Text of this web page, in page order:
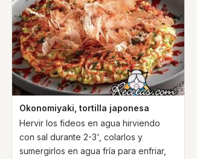
Okonomiyaki, tortilla japonesa
Hervir los fideos en agua hirviendo
con sal durante 2-3', colarlos y
sumergirlos en agua fría para enfriar,